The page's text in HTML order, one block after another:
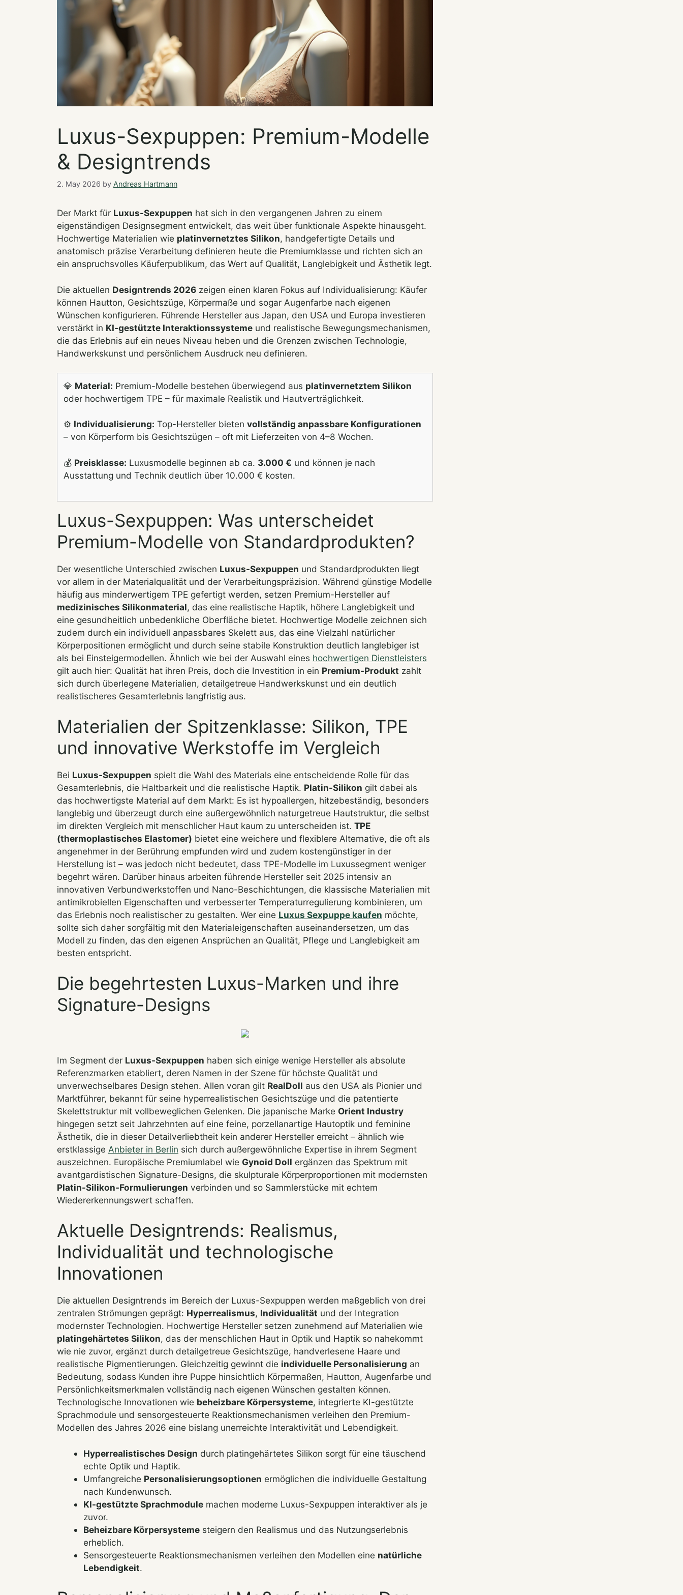
Luxus-Sexpuppen: Premium-Modelle
& Designtrends
2. May 2026 by Andreas Hartmann
Der Markt für Luxus-Sexpuppen hat sich in den vergangenen Jahren zu einem
eigenständigen Designsegment entwickelt, das weit über funktionale Aspekte hinausgeht.
Hochwertige Materialien wie platinvernetztes Silikon, handgefertigte Details und
anatomisch präzise Verarbeitung definieren heute die Premiumklasse und richten sich an
ein anspruchsvolles Käuferpublikum, das Wert auf Qualität, Langlebigkeit und Ästhetik legt.
Die aktuellen Designtrends 2026 zeigen einen klaren Fokus auf Individualisierung: Käufer
können Hautton, Gesichtszüge, Körpermaße und sogar Augenfarbe nach eigenen
Wünschen konfigurieren. Führende Hersteller aus Japan, den USA und Europa investieren
verstärkt in KI-gestützte Interaktionssysteme und realistische Bewegungsmechanismen,
die das Erlebnis auf ein neues Niveau heben und die Grenzen zwischen Technologie,
Handwerkskunst und persönlichem Ausdruck neu definieren.
💎 Material: Premium-Modelle bestehen überwiegend aus platinvernetztem Silikon
oder hochwertigem TPE – für maximale Realistik und Hautverträglichkeit.
⚙️ Individualisierung: Top-Hersteller bieten vollständig anpassbare Konfigurationen
– von Körperform bis Gesichtszügen – oft mit Lieferzeiten von 4–8 Wochen.
💰 Preisklasse: Luxusmodelle beginnen ab ca. 3.000 € und können je nach
Ausstattung und Technik deutlich über 10.000 € kosten.
Luxus-Sexpuppen: Was unterscheidet
Premium-Modelle von Standardprodukten?
Der wesentliche Unterschied zwischen Luxus-Sexpuppen und Standardprodukten liegt
vor allem in der Materialqualität und der Verarbeitungspräzision. Während günstige Modelle
häufig aus minderwertigem TPE gefertigt werden, setzen Premium-Hersteller auf
medizinisches Silikonmaterial, das eine realistische Haptik, höhere Langlebigkeit und
eine gesundheitlich unbedenkliche Oberfläche bietet. Hochwertige Modelle zeichnen sich
zudem durch ein individuell anpassbares Skelett aus, das eine Vielzahl natürlicher
Körperpositionen ermöglicht und durch seine stabile Konstruktion deutlich langlebiger ist
als bei Einsteigermodellen. Ähnlich wie bei der Auswahl eines hochwertigen Dienstleisters
gilt auch hier: Qualität hat ihren Preis, doch die Investition in ein Premium-Produkt zahlt
sich durch überlegene Materialien, detailgetreue Handwerkskunst und ein deutlich
realistischeres Gesamterlebnis langfristig aus.
Materialien der Spitzenklasse: Silikon, TPE
und innovative Werkstoffe im Vergleich
Bei Luxus-Sexpuppen spielt die Wahl des Materials eine entscheidende Rolle für das
Gesamterlebnis, die Haltbarkeit und die realistische Haptik. Platin-Silikon gilt dabei als
das hochwertigste Material auf dem Markt: Es ist hypoallergen, hitzebeständig, besonders
langlebig und überzeugt durch eine außergewöhnlich naturgetreue Hautstruktur, die selbst
im direkten Vergleich mit menschlicher Haut kaum zu unterscheiden ist. TPE
(thermoplastisches Elastomer) bietet eine weichere und flexiblere Alternative, die oft als
angenehmer in der Berührung empfunden wird und zudem kostengünstiger in der
Herstellung ist – was jedoch nicht bedeutet, dass TPE-Modelle im Luxussegment weniger
begehrt wären. Darüber hinaus arbeiten führende Hersteller seit 2025 intensiv an
innovativen Verbundwerkstoffen und Nano-Beschichtungen, die klassische Materialien mit
antimikrobiellen Eigenschaften und verbesserter Temperaturregulierung kombinieren, um
das Erlebnis noch realistischer zu gestalten. Wer eine Luxus Sexpuppe kaufen möchte,
sollte sich daher sorgfältig mit den Materialeigenschaften auseinandersetzen, um das
Modell zu finden, das den eigenen Ansprüchen an Qualität, Pflege und Langlebigkeit am
besten entspricht.
Die begehrtesten Luxus-Marken und ihre
Signature-Designs
Im Segment der Luxus-Sexpuppen haben sich einige wenige Hersteller als absolute
Referenzmarken etabliert, deren Namen in der Szene für höchste Qualität und
unverwechselbares Design stehen. Allen voran gilt RealDoll aus den USA als Pionier und
Marktführer, bekannt für seine hyperrealistischen Gesichtszüge und die patentierte
Skelettstruktur mit vollbeweglichen Gelenken. Die japanische Marke Orient Industry
hingegen setzt seit Jahrzehnten auf eine feine, porzellanartige Hautoptik und feminine
Ästhetik, die in dieser Detailverliebtheit kein anderer Hersteller erreicht – ähnlich wie
erstklassige Anbieter in Berlin sich durch außergewöhnliche Expertise in ihrem Segment
auszeichnen. Europäische Premiumlabel wie Gynoid Doll ergänzen das Spektrum mit
avantgardistischen Signature-Designs, die skulpturale Körperproportionen mit modernsten
Platin-Silikon-Formulierungen verbinden und so Sammlerstücke mit echtem
Wiedererkennungswert schaffen.
Aktuelle Designtrends: Realismus,
Individualität und technologische
Innovationen
Die aktuellen Designtrends im Bereich der Luxus-Sexpuppen werden maßgeblich von drei
zentralen Strömungen geprägt: Hyperrealismus, Individualität und der Integration
modernster Technologien. Hochwertige Hersteller setzen zunehmend auf Materialien wie
platingehärtetes Silikon, das der menschlichen Haut in Optik und Haptik so nahekommt
wie nie zuvor, ergänzt durch detailgetreue Gesichtszüge, handverlesene Haare und
realistische Pigmentierungen. Gleichzeitig gewinnt die individuelle Personalisierung an
Bedeutung, sodass Kunden ihre Puppe hinsichtlich Körpermaßen, Hautton, Augenfarbe und
Persönlichkeitsmerkmalen vollständig nach eigenen Wünschen gestalten können.
Technologische Innovationen wie beheizbare Körpersysteme, integrierte KI-gestützte
Sprachmodule und sensorgesteuerte Reaktionsmechanismen verleihen den Premium-
Modellen des Jahres 2026 eine bislang unerreichte Interaktivität und Lebendigkeit.
Hyperrealistisches Design durch platingehärtetes Silikon sorgt für eine täuschend
echte Optik und Haptik.
Umfangreiche Personalisierungsoptionen ermöglichen die individuelle Gestaltung
nach Kundenwunsch.
KI-gestützte Sprachmodulemachen moderne Luxus-Sexpuppen interaktiver als je
zuvor.
Beheizbare Körpersystemesteigern den Realismus und das Nutzungserlebnis
erheblich.
Sensorgesteuerte Reaktionsmechanismen verleihen den Modellen eine natürliche
Lebendigkeit.